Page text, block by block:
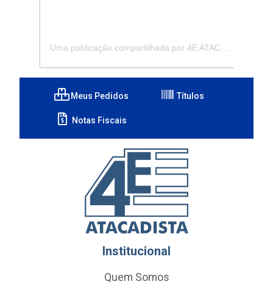
Meus Pedidos Títulos
Notas Fiscais
Institucional
Quem Somos